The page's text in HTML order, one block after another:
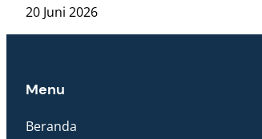
20 Juni 2026
Menu
Beranda